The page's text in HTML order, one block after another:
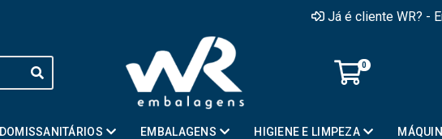
Já é cliente WR? -
0
DOMISSANITÁRIOS EMBALAGENS HIGIENE E LIMPEZA